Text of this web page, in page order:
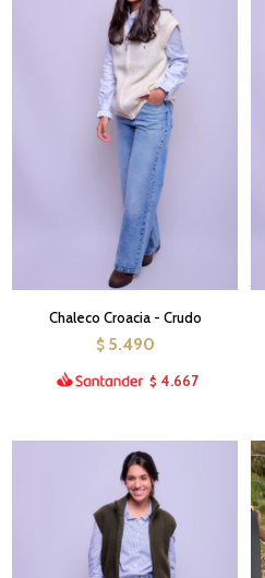
Chaleco Croacia - Crudo
$ 5.490
$ 4.667